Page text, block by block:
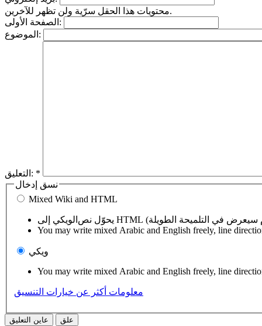
محتويات هذا الحقل سرّية ولن تظهر للآخرين.
الصفحة الأولى:
الموضوع:
التعليق: *
نسق إدخال
Mixed Wiki and HTML
You may write mixed Arabic and English freely, line
ويكي
You may write mixed Arabic and English freely, line
معلومات أكثر عن خيارات التنسيق